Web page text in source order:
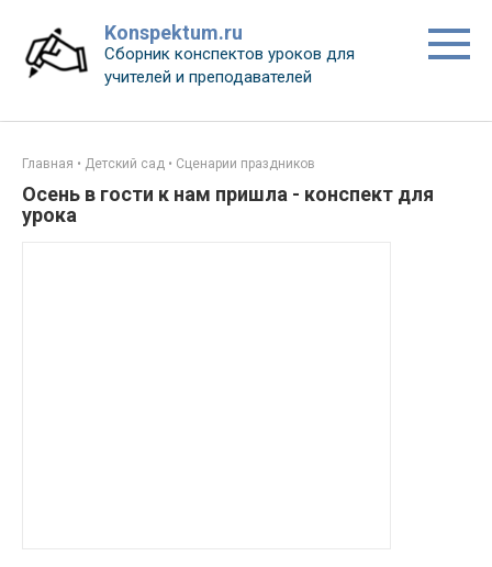
контенту
Konspektum.ru
Сборник конспектов уроков для
учителей и преподавателей
Главная • Детский сад • Сценарии праздников
Осень в гости к нам пришла - конспект для
урока